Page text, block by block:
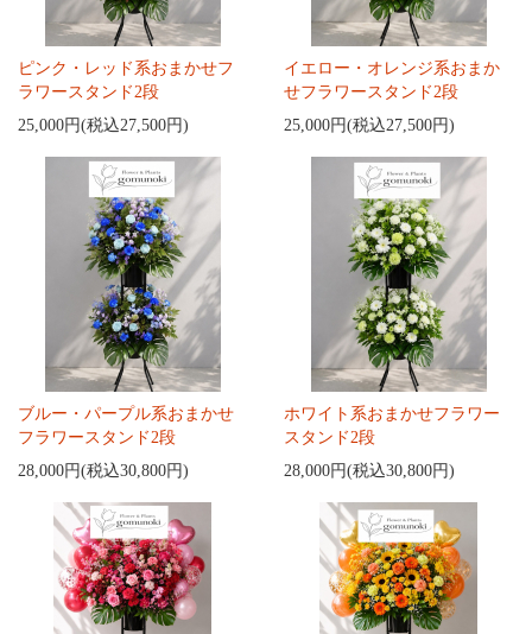
ピンク・レッド系おまかせフ
ラワースタンド2段
25,000円(税込27,500円)
イエロー・オレンジ系おまか
せフラワースタンド2段
25,000円(税込27,500円)
ブルー・パープル系おまかせ
フラワースタンド2段
28,000円(税込30,800円)
ホワイト系おまかせフラワー
スタンド2段
28,000円(税込30,800円)